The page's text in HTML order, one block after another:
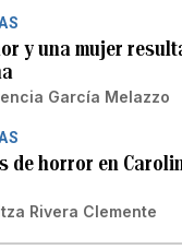
y una mujer
García Melazzo
de horror en
Rivera Clemente